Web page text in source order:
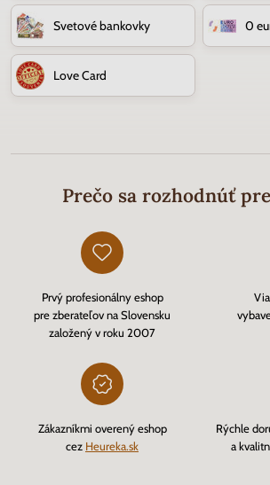
Svetové bankovky 0
Love Card
Prečo sa rozhodnúť
Prvý profesionálny eshop
pre zberateľov na Slovensku
založený v roku 2007
Zákazníkmi overený eshop
cez Heureka.sk
Rýchle
a